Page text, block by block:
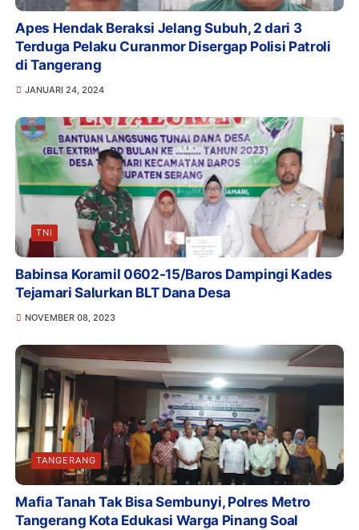
Apes Hendak Beraksi Jelang Subuh, 2 dari 3
Terduga Pelaku Curanmor Disergap Polisi Patroli
di Tangerang
JANUARI 24, 2024
TNI
Babinsa Koramil 0602-15/Baros Dampingi Kades
Tejamari Salurkan BLT Dana Desa
NOVEMBER 08, 2023
TANGERANG
Mafia Tanah Tak Bisa Sembunyi, Polres Metro
Tangerang Kota Edukasi Warga Pinang Soal